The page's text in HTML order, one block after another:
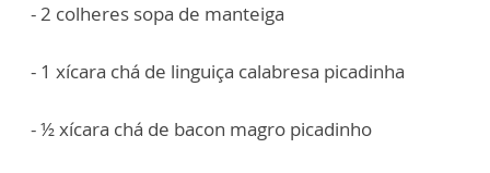
- 2 colheres sopa de manteiga
- 1 xícara chá de linguiça calabresa picadinha
- ½ xícara chá de bacon magro picadinho